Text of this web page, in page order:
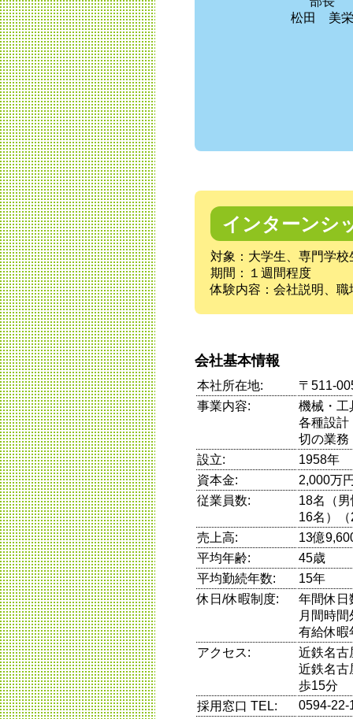
松田 美
インターンシ
対象：大学生、専門学
期間：１週間程度
体験内容：会社説明、職
会社基本情報
本社所在地:
〒511-
事業内容:
機械・工
各種設計
切の業務
設立:
1958年
資本金:
2,000万
従業員数:
18名（
16名）
売上高:
13億
平均年齢:
45歳
平均勤続年数:
15年
休日/休暇制度:
年間休日
月間時
有給休暇
アクセス:
近鉄名古
近鉄名古
歩15分
採用窓口 TEL:
0594-22-